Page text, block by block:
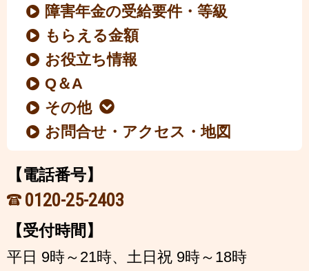
障害年金の受給要件・等級
もらえる金額
お役立ち情報
Q＆A
その他
お問合せ・アクセス・地図
【電話番号】
0120-25-2403
【受付時間】
平日 9時～21時、土日祝 9時～18時